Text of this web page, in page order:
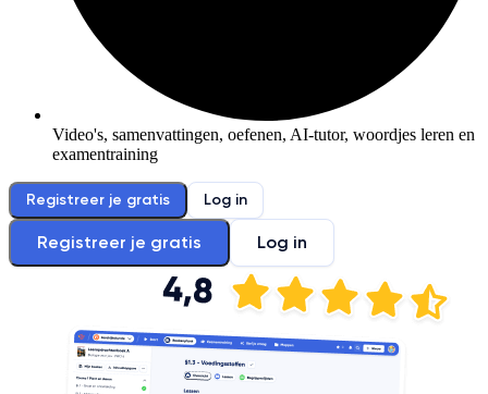
Video's, samenvattingen, oefenen, AI-tutor, woordjes leren en
examentraining
Registreer je gratis Log in
Registreer je gratis Log in